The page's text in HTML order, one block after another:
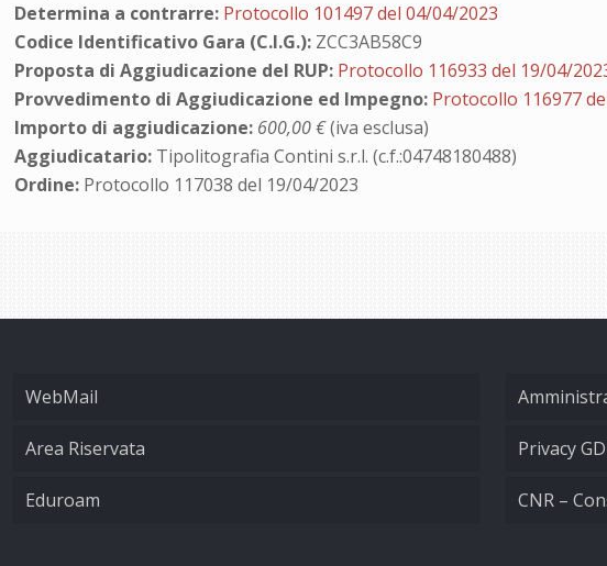
Determina a contrarre: Protocollo 101497 del 04/04/2023
Codice Identificativo Gara (C.I.G.): ZCC3AB58C9
Proposta di Aggiudicazione del RUP: Protocollo 116933 del 19/04/
Provvedimento di Aggiudicazione ed Impegno: Protocollo 116977
Importo di aggiudicazione: 600,00 €(iva esclusa)
Aggiudicatario: Tipolitografia Contini s.r.l. (c.f.:04748180488)
Ordine: Protocollo 117038 del 19/04/2023
WebMail
Area Riservata
Eduroam
Privacy
CNR –